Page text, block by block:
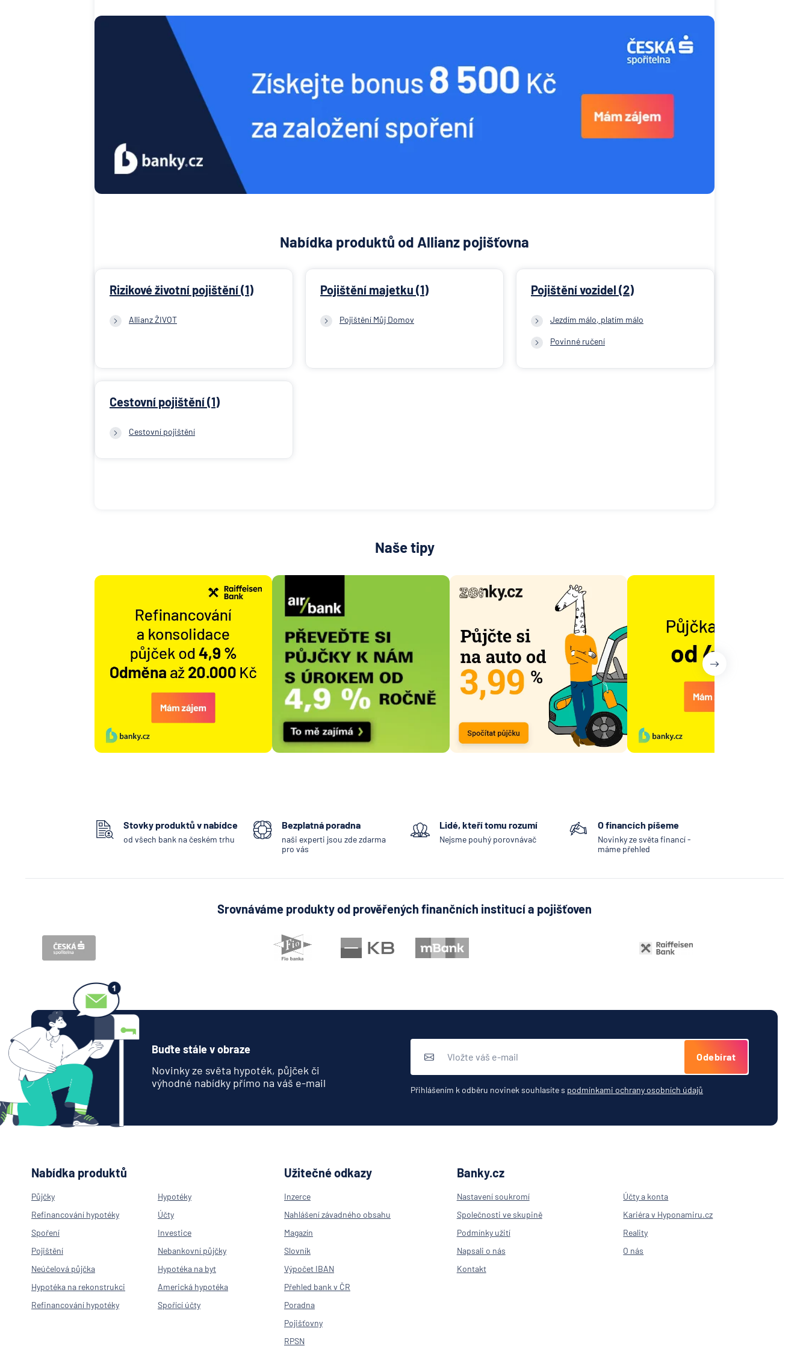
Nabídka produktů od Allianz pojišťovna
Rizikové životní pojištění (1)
Allianz ŽIVOT
Pojištění majetku (1)
Pojištění Můj Domov
Pojištění vozidel (2)
Jezdím málo, platím málo
Povinné ručení
Cestovní pojištění (1)
Cestovní pojištění
Naše tipy
Stovky produktů v nabídce
od všech bank na českém trhu
Bezplatná poradna
naši experti jsou zde zdarma
pro vás
Lidé, kteří tomu rozumí
Nejsme pouhý porovnávač
O financích píšeme
Novinky ze světa financí -
máme přehled
Srovnáváme produkty od prověřených finančních institucí a pojišťoven
Buďte stále v obraze
Novinky ze světa hypoték, půjček či
výhodné nabídky přímo na váš e-mail
Odebírat
Přihlášením k odběru novinek souhlasíte s podmínkami ochrany osobních údajů
Nabídka produktů
Půjčky
Hypotéky
Refinancování hypotéky
Účty
Spoření
Investice
Pojištění
Nebankovní půjčky
Neúčelová půjčka
Hypotéka na byt
Hypotéka na rekonstrukci
Americká hypotéka
Refinancování hypotéky
Spořící účty
Užitečné odkazy
Inzerce
Nahlášení závadného obsahu
Magazín
Slovník
Výpočet IBAN
Přehled bank v ČR
Poradna
Pojišťovny
RPSN
Banky.cz
Nastavení soukromí
Účty a konta
Společnosti ve skupině
Kariéra v Hyponamiru.cz
Podmínky užití
Reality
Napsali o nás
O nás
Kontakt